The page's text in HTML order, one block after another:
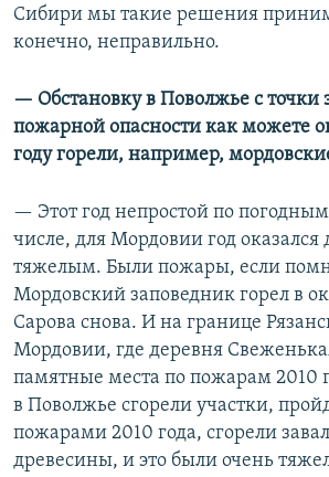
Сибири мы такие решения
конечно, неправильно.
— Обстановку в Поволжье с точки
пожарной опасности как можете
году горели, например,
— Этот год непростой по
числе, для Мордовии год оказался
тяжелым. Были пожары, если
Мордовский заповедник горел в
Сарова снова. И на границе
Мордовии, где деревня
памятные места по пожарам 2010
в Поволжье сгорели участки,
пожарами 2010 года, сгорели
древесины, и это были очень